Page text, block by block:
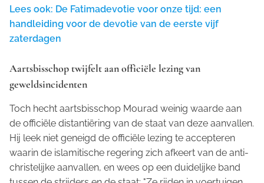
Lees ook: De Fatimadevotie voor onze tijd: een
handleiding voor de devotie van de eerste vijf
zaterdagen
Aartsbisschop twijfelt aan officiële lezing van
geweldsincidenten
Toch hecht aartsbisschop Mourad weinig waarde aan
de officiële distantiëring van de staat van deze aanvallen.
Hij leek niet geneigd de officiële lezing te accepteren
waarin de islamitische regering zich afkeert van de anti-
christelijke aanvallen, en wees op een duidelijke band